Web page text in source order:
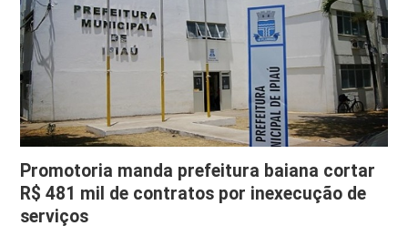
Promotoria manda prefeitura baiana cortar
R$ 481 mil de contratos por inexecução de
serviços